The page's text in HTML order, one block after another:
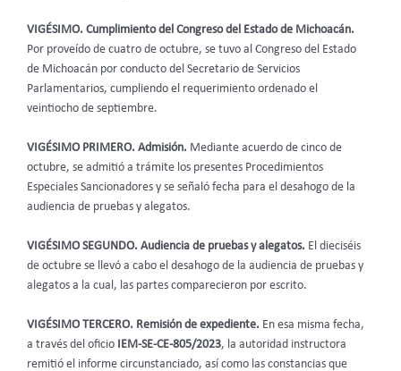
VIGÉSIMO. Cumplimiento del Congreso del Estado de Michoacán.
Por proveído de cuatro de octubre, se tuvo al Congreso del Estado
de Michoacán por conducto del Secretario de Servicios
Parlamentarios, cumpliendo el requerimiento ordenado el
veintiocho de septiembre.
VIGÉSIMO PRIMERO. Admisión. Mediante acuerdo de cinco de
octubre, se admitió a trámite los presentes Procedimientos
Especiales Sancionadores y se señaló fecha para el desahogo de la
audiencia de pruebas y alegatos.
VIGÉSIMO SEGUNDO. Audiencia de pruebas y alegatos. El dieciséis
de octubre se llevó a cabo el desahogo de la audiencia de pruebas y
alegatos a la cual, las partes comparecieron por escrito.
VIGÉSIMO TERCERO. Remisión de expediente. En esa misma fecha,
a través del oficio
IEM-SE-CE-805/2023, la autoridad instructora
remitió el informe circunstanciado, así como las constancias que